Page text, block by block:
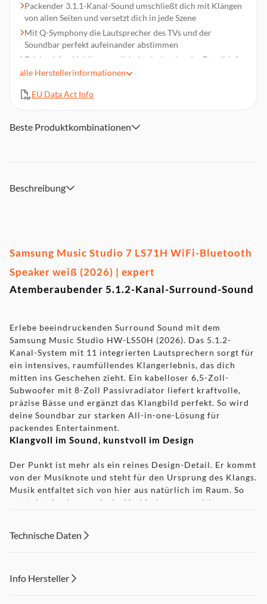
Packender 3.1.1-Kanal-Sound umschließt dich mit Klängen
von allen Seiten und versetzt dich in jede Szene
Mit Q-Symphony die Lautsprecher des TVs und der
Soundbar perfekt aufeinander abstimmen
Erlebe deine Lieblingsmusik in beeindruckender Detailtiefe
dank hochaufgelösten Sound
Klangursprung und verbindet zeitlose Eleganz mit
fortschrittlicher Technologie
Genieße deine Lieblingssongs ohne Kabel ganz bequem via
alle Herstellerinformationen
EU Data Act Info
Beste Produktkombinationen
Beschreibung
Samsung Music Studio 7 LS71H WiFi-Bluetooth
Speaker weiß (2026) | expert
Atemberaubender 5.1.2-Kanal-Surround-Sound
Erlebe beeindruckenden Surround Sound mit dem
Samsung Music Studio HW-LS50H (2026). Das 5.1.2-
Kanal-System mit 11 integrierten Lautsprechern sorgt für
ein intensives, raumfüllendes Klangerlebnis, das dich
mitten ins Geschehen zieht. Ein kabelloser 6,5-Zoll-
Subwoofer mit 8-Zoll Passivradiator liefert kraftvolle,
präzise Bässe und ergänzt das Klangbild perfekt. So wird
deine Soundbar zur starken All-in-one-Lösung für
packendes Entertainment.
Klangvoll im Sound, kunstvoll im Design
Der Punkt ist mehr als ein reines Design-Detail. Er kommt
von der Musiknote und steht für den Ursprung des Klangs.
Musik entfaltet sich von hier aus natürlich im Raum. So
entsteht eine harmonische Verbindung aus zeitloser
Kompaktes Design, kraftvoller Sound
Technische Daten
Info Hersteller